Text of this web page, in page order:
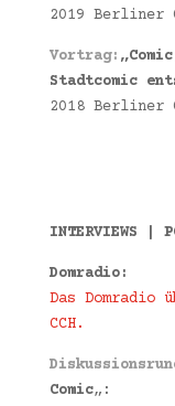
2019 Berliner
Vortrag:
Stadtcomic
2018 Berliner
INTERVIEWS |
Domradio:
Das Domradio
CCH.
Comic„: